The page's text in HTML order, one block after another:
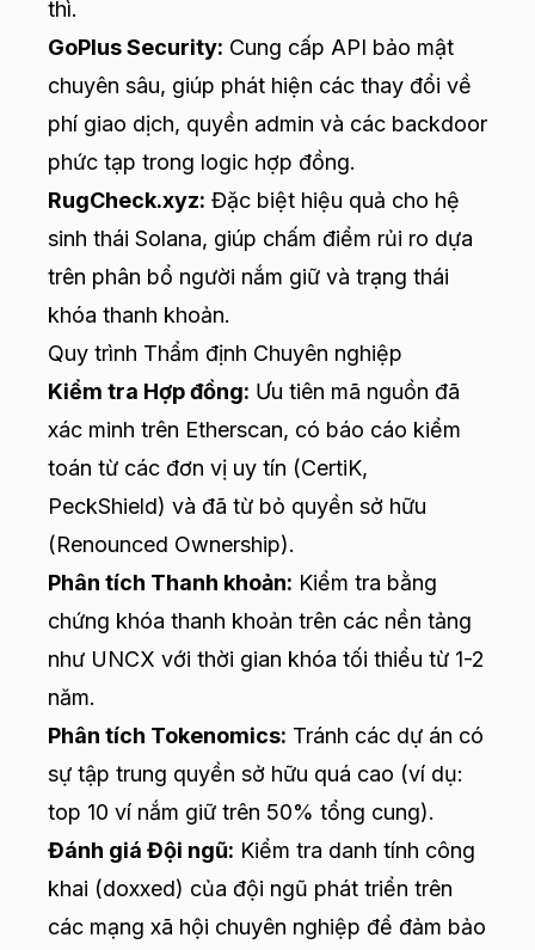
thì.
GoPlus Security: Cung cấp API bảo mật
chuyên sâu, giúp phát hiện các thay đổi về
phí giao dịch, quyền admin và các backdoor
phức tạp trong logic hợp đồng.
RugCheck.xyz: Đặc biệt hiệu quả cho hệ
sinh thái Solana, giúp chấm điểm rủi ro dựa
trên phân bổ người nắm giữ và trạng thái
khóa thanh khoản.
Quy trình Thẩm định Chuyên nghiệp
Kiểm tra Hợp đồng: Ưu tiên mã nguồn đã
xác minh trên Etherscan, có báo cáo kiểm
toán từ các đơn vị uy tín (CertiK,
PeckShield) và đã từ bỏ quyền sở hữu
(Renounced Ownership).
Phân tích Thanh khoản: Kiểm tra bằng
chứng khóa thanh khoản trên các nền tảng
như UNCX với thời gian khóa tối thiểu từ 1-2
năm.
Phân tích Tokenomics: Tránh các dự án có
sự tập trung quyền sở hữu quá cao (ví dụ:
top 10 ví nắm giữ trên 50% tổng cung).
Đánh giá Đội ngũ: Kiểm tra danh tính công
khai (doxxed) của đội ngũ phát triển trên
các mạng xã hội chuyên nghiệp để đảm bảo